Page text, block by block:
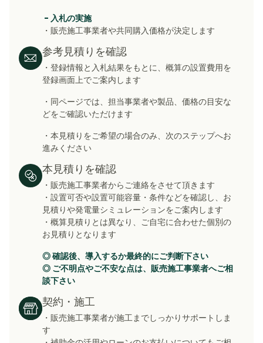
- 入札の実施
・販売施工事業者や共同購入価格が決定します
参考見積りを確認
・登録情報と入札結果をもとに、概算の設置費用を
登録画面上でご案内します
・同ページでは、担当事業者や製品、価格の目安な
どをご確認いただけます
・本見積りをご希望の場合のみ、次のステップへお
進みください
本見積りを確認
・販売施工事業者からご連絡をさせて頂きます
・設置可否や設置可能容量・条件などを確認し、お
見積りや発電量シミュレーションをご案内します
・概算見積りとは異なり、ご自宅に合わせた個別の
お見積りとなります
◎ 確認後、導入するか最終的にご判断下さい
◎ ご不明点やご不安な点は、販売施工事業者へご相
談下さい
契約・施工
・販売施工事業者が施工までしっかりサポートしま
す